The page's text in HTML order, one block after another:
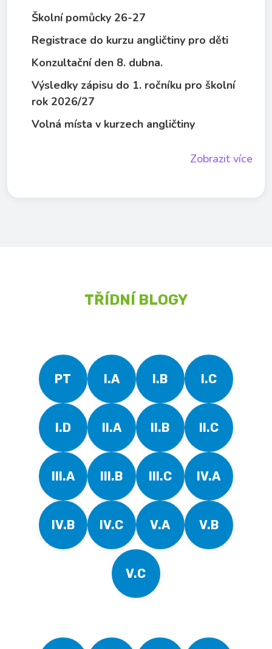
Školní pomůcky 26-27
Registrace do kurzu angličtiny pro děti
Konzultační den 8. dubna.
Výsledky zápisu do 1. ročníku pro školní
rok 2026/27
Volná místa v kurzech angličtiny
Zobrazit více
TŘÍDNÍ BLOGY
PT I.A I.B I.C
I.D II.A II.B II.C
III.A III.B III.C IV.A
IV.B IV.C V.A V.B
V.C